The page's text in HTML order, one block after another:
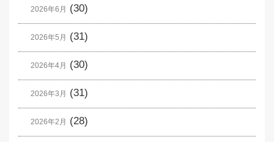
2026年6月 (30)
2026年5月 (31)
2026年4月 (30)
2026年3月 (31)
2026年2月 (28)